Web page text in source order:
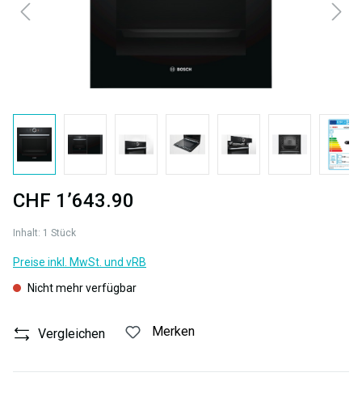
CHF 1’643.90
Inhalt: 1 Stück
Preise inkl. MwSt. und vRB
Nicht mehr verfügbar
Vergleichen Merken